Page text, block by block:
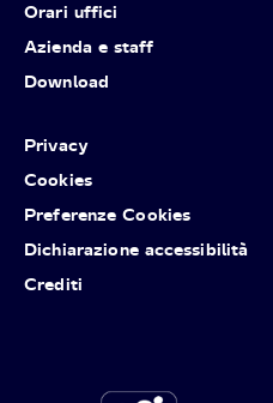
Orari uffici
Azienda e staff
Download
Privacy
Cookies
Preferenze Cookies
Dichiarazione accessibilità
Crediti